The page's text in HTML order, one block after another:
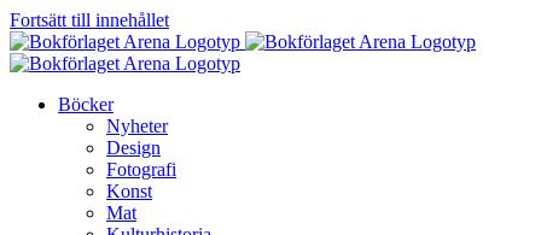
Fortsätt till innehållet
Böcker
Nyheter
Design
Fotografi
Konst
Mat